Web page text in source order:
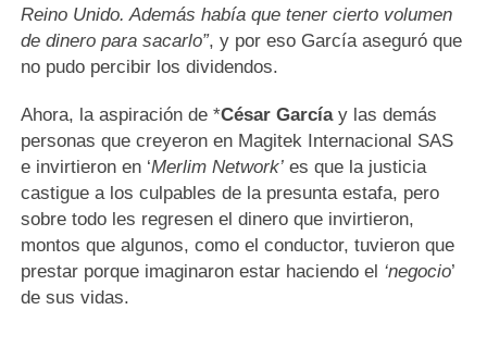
Reino Unido. Además había que tener cierto volumen
de dinero para sacarlo”, y por eso García aseguró que
no pudo percibir los dividendos.
Ahora, la aspiración de *César Garcíay las demás
personas que creyeron en Magitek Internacional SAS
e invirtieron en ‘Merlim Network’ es que la justicia
castigue a los culpables de la presunta estafa, pero
sobre todo les regresen el dinero que invirtieron,
montos que algunos, como el conductor, tuvieron que
prestar porque imaginaron estar haciendo el ‘negocio’
de sus vidas.